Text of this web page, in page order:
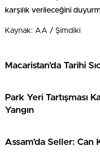
karşılık verileceğini
Kaynak: AA / Şimdiki
Macaristan’da Tarihi
Park Yeri Tartışması
Yangın
Assam’da Seller: Can